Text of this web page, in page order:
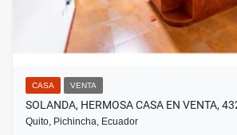
CASA VENTA
SOLANDA, HERMOSA CASA EN VENTA,
Quito, Pichincha, Ecuador